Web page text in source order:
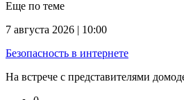
Еще по теме
7 августа 2026 | 10:00
Безопасность в интернете
На встрече с представителями